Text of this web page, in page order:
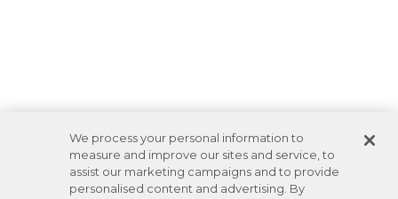
We process your personal information to
measure and improve our sites and service, to
assist our marketing campaigns and to provide
personalised content and advertising. By